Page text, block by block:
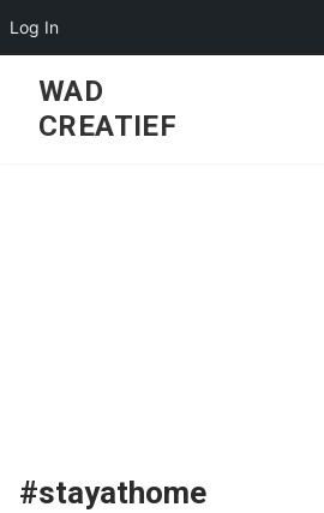
Log In
content
WAD
CREATIEF
#stayathome